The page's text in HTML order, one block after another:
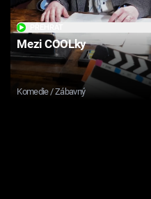
Mezi COOLky
Komedie / Zábavný